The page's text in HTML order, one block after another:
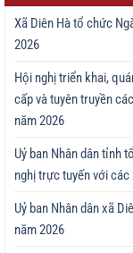
Xã Diên Hà tổ chức
2026
Hội nghị triển khai,
cấp và tuyên truyền
năm 2026
Uỷ ban Nhân dân tỉnh
nghị trực tuyến với
Uỷ ban Nhân dân xã
năm 2026